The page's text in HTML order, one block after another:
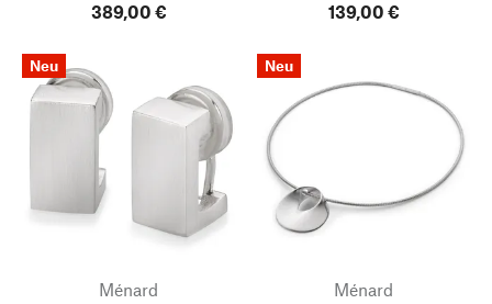
389,00 €
139,00 €
Neu
Ménard
Neu
Ménard